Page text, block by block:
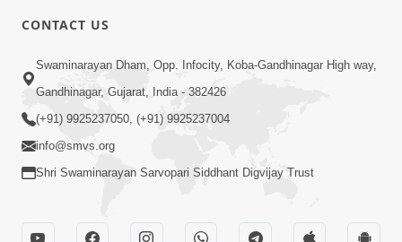
CONTACT US
Swaminarayan Dham, Opp. Infocity, Koba-Gandhinagar High way,
Gandhinagar, Gujarat, India - 382426
(+91) 9925237050, (+91) 9925237004
info@smvs.org
Shri Swaminarayan Sarvopari Siddhant Digvijay Trust